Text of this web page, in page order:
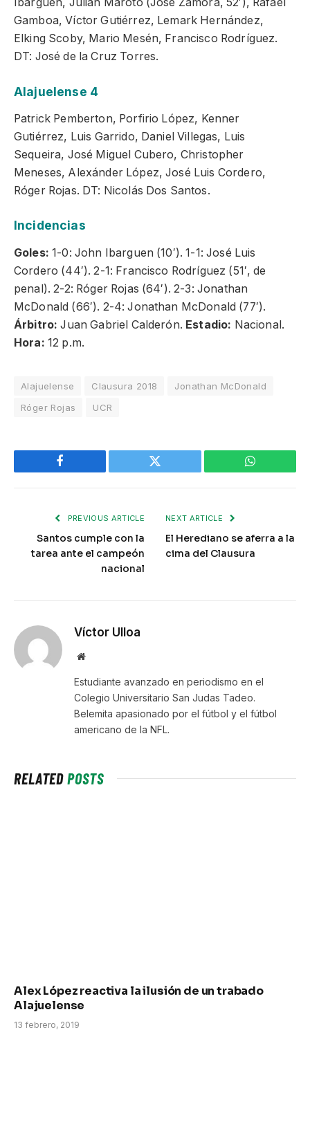
Gamboa, Víctor Gutiérrez, Lemark Hernández,
Elking Scoby, Mario Mesén, Francisco Rodríguez.
DT: José de la Cruz Torres.
Alajuelense 4
Patrick Pemberton, Porfirio López, Kenner
Gutiérrez, Luis Garrido, Daniel Villegas, Luis
Sequeira, José Miguel Cubero, Christopher
Meneses, Alexánder López, José Luis Cordero,
Róger Rojas. DT: Nicolás Dos Santos.
Incidencias
Goles: 1-0: John Ibarguen (10′). 1-1: José Luis
Cordero (44′). 2-1: Francisco Rodríguez (51′, de
penal). 2-2: Róger Rojas (64′). 2-3: Jonathan
McDonald (66′). 2-4: Jonathan McDonald (77′).
Árbitro: Juan Gabriel Calderón. Estadio: Nacional.
Hora: 12 p.m.
Alajuelense Clausura 2018
Jonathan McDonald
Róger Rojas
UCR
Facebook Twitter WhatsApp
PREVIOUS ARTICLE
Santos cumple con la
tarea ante el campeón
nacional
NEXT ARTICLE
El Herediano se aferra a la
cima del Clausura
Víctor Ulloa
Website
Estudiante avanzado en periodismo en el
Colegio Universitario San Judas Tadeo.
Belemita apasionado por el fútbol y el fútbol
americano de la NFL.
RELATEDPOSTS
Alex López reactiva la ilusión de un trabado
Alajuelense
13 febrero, 2019